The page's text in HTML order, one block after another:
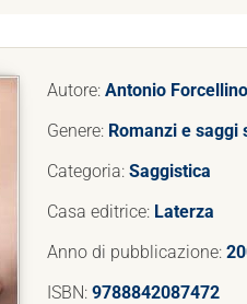
Autore: Antonio Forcellino
Genere: Romanzi e saggi
Categoria: Saggistica
Casa editrice: Laterza
Anno di pubblicazione:
ISBN: 9788842087472